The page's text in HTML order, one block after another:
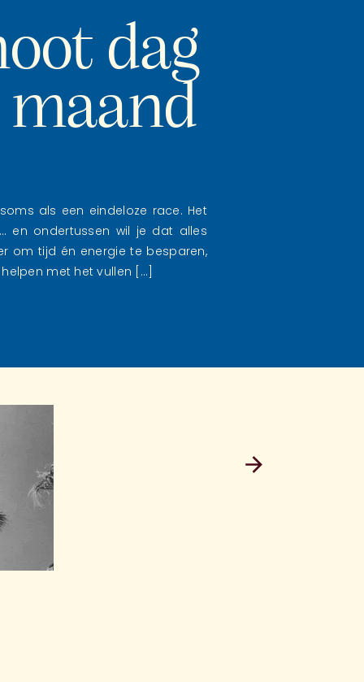
als een eindeloze race. Het
en ondertussen wil je dat alles
om tijd én energie te besparen,
met het vullen […]
dag